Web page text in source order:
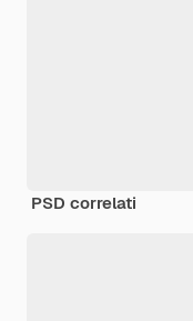
PSD correlati